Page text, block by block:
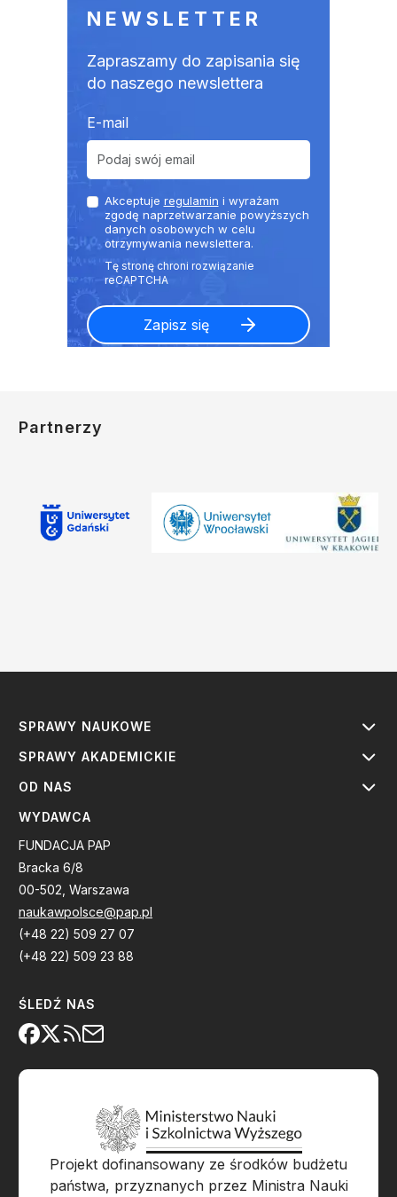
NEWSLETTER
Zapraszamy do zapisania się
do naszego newslettera
E-mail
Akceptuje regulamin i wyrażam
zgodę naprzetwarzanie powyższych
danych osobowych w celu
otrzymywania newslettera.
Partnerzy
SPRAWY NAUKOWE
SPRAWY AKADEMICKIE
OD NAS
WYDAWCA
FUNDACJA PAP
Bracka 6/8
00-502, Warszawa
naukawpolsce@pap.pl
(+48 22) 509 27 07
(+48 22) 509 23 88
ŚLEDŹ NAS
Projekt dofinansowany ze środków budżetu
państwa, przyznanych przez Ministra Nauki